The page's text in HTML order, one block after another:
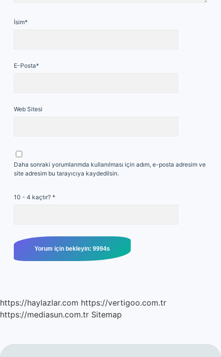
İsim*
E-Posta*
Web Sitesi
Daha sonraki yorumlarımda kullanılması için adım, e-posta adresim ve
site adresim bu tarayıcıya kaydedilsin.
10 - 4 kaçtır? *
https://haylazlar.com https://vertigoo.com.tr
https://mediasun.com.tr Sitemap